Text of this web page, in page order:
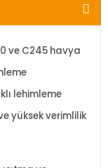
ve C245 havya
lehimleme
yüksek verimlilik